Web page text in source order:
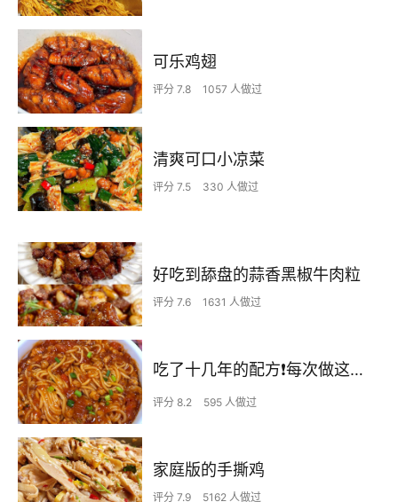
可乐鸡翅
评分 7.8 1057 人做过
清爽可口小凉菜
评分 7.5 330 人做过
好吃到舔盘的蒜香黑椒牛肉粒
评分 7.6 1631 人做过
吃了十几年的配方❗️每次做这至少吃2碗
评分 8.2 595 人做过
家庭版的手撕鸡
评分 7.9 5162 人做过